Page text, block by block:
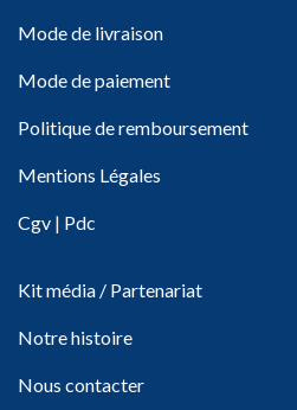
Mode de livraison
Mode de paiement
Politique de remboursement
Mentions Légales
Cgv | Pdc
Kit média / Partenariat
Notre histoire
Nous contacter